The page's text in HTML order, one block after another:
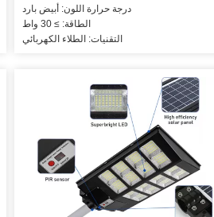
درجة حرارة اللون: أبيض بارد
الطاقة: ≥ 30 واط
التقنيات: الطلاء الكهربائي